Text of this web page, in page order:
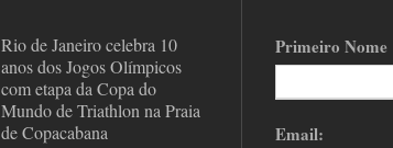
Rio de Janeiro celebra 10
anos dos Jogos Olímpicos
com etapa da Copa do
Mundo de Triathlon na Praia
de Copacabana
Primeiro Nome
Email: